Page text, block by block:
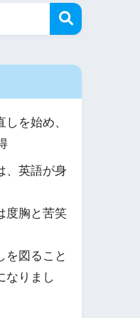
を始め、
、英語が身
度胸と苦笑
を図ること
なりまし